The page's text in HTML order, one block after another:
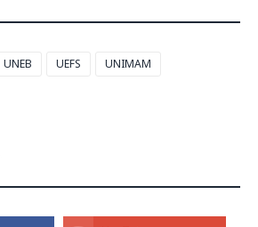
UNEB UEFS UNIMAM